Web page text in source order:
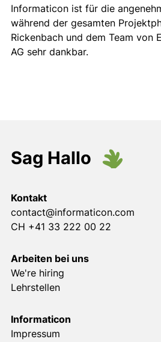
Informaticon ist für die
während der gesamten
Rickenbach und dem Team von
AG sehr dankbar.
Sag Hallo
Kontakt
contact@informaticon.com
CH +41 33 222 00 22
Arbeiten bei uns
We're hiring
Lehrstellen
Informaticon
Impressum